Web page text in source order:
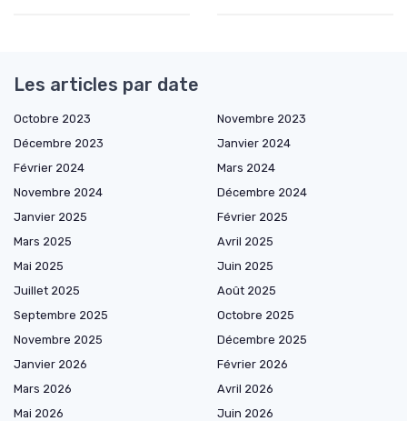
Les articles par date
Octobre 2023
Novembre 2023
Décembre 2023
Janvier 2024
Février 2024
Mars 2024
Novembre 2024
Décembre 2024
Janvier 2025
Février 2025
Mars 2025
Avril 2025
Mai 2025
Juin 2025
Juillet 2025
Août 2025
Septembre 2025
Octobre 2025
Novembre 2025
Décembre 2025
Janvier 2026
Février 2026
Mars 2026
Avril 2026
Mai 2026
Juin 2026